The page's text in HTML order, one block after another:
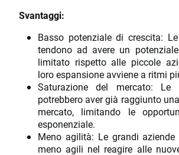
Svantaggi:
Basso potenziale di crescita:
tendono ad avere un
limitato rispetto alle piccole
loro espansione avviene a ritmi
Saturazione del mercato: Le
potrebbero aver già raggiunto
mercato, limitando le
esponenziale.
Meno agilità: Le grandi aziende
meno agili nel reagire alle